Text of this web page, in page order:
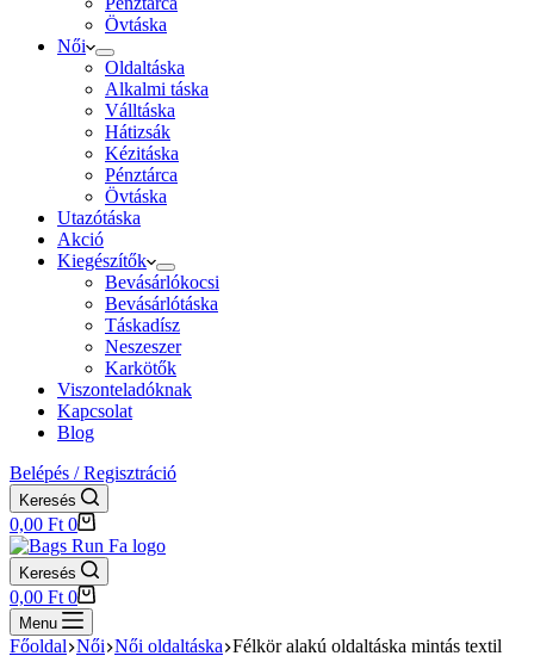
Övtáska
Női
Oldaltáska
Alkalmi táska
Válltáska
Hátizsák
Kézitáska
Pénztárca
Övtáska
Utazótáska
Akció
Kiegészítők
Bevásárlókocsi
Bevásárlótáska
Táskadísz
Neszeszer
Karkötők
Viszonteladóknak
Kapcsolat
Blog
Belépés / Regisztráció
Keresés
Shopping
cart
0,00 Ft 0
Keresés
Shopping
cart
0,00 Ft 0
Menu
Főoldal Női Női oldaltáska Félkör alakú oldaltáska mintás textil